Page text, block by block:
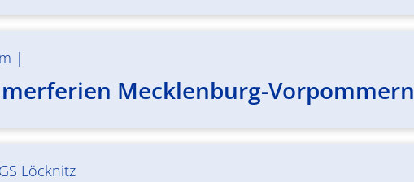
|
Mecklenburg-Vorpommern
GS Löcknitz